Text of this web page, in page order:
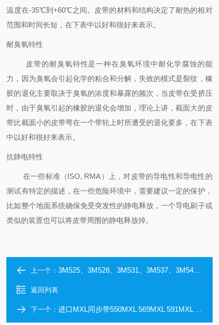
温度在-35℃到+60℃之间。皮带的材料和结构决定了耐热的相对
范围和时间长短，在下表中以好和很好来表示。
耐臭氧特性
皮带的耐臭氧特性是一种在臭氧环境中耐化学腐蚀的能
力，因为臭氧会引起化学的粘合和分解，失效的模式是裂纹，橡
胶的退化主要取决于臭氧的浓度和暴露的频次，当皮带在受挤压
时，由于臭氧引起的橡胶的退化会增加，理论上讲，截面大的皮
带比截面小的皮带弯在一个带轮上时所遭受的退化要多，在下表
中以好和很好来表示。
抗静电特性
在一些标准（ISO, RMA）上，对皮带的导电性和导电性的
测试有特定的描述，在一些危险环境中，需要建议一定的保护，
比如整个地面系统确保免受突发性的静电释放，一个导电刷子或
类似的装置也可以将皮带周围的静电释放掉。
上一个：3M525、3M528、3M531、3M537、3M549、3M552、3M558进口美国盖茨同步带
返回列表
下一个：进口MXL同步带550MXL 569MXL 591MXL 650MXL 705MXL 772MXL 1369MXL